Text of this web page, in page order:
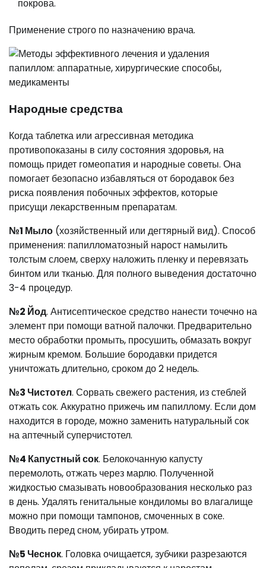
покрова.
Применение строго по назначению врача.
Народные средства
Когда таблетка или агрессивная методика
противопоказаны в силу состояния здоровья, на
помощь придет гомеопатия и народные советы. Она
помогает безопасно избавляться от бородавок без
риска появления побочных эффектов, которые
присущи лекарственным препаратам.
№1 Мыло (хозяйственный или дегтярный вид). Способ
применения: папилломатозный нарост намылить
толстым слоем, сверху наложить пленку и перевязать
бинтом или тканью. Для полного выведения достаточно
3-4 процедур.
№2 Йод. Антисептическое средство нанести точечно на
элемент при помощи ватной палочки. Предварительно
место обработки промыть, просушить, обмазать вокруг
жирным кремом. Большие бородавки придется
уничтожать длительно, сроком до 2 недель.
№3 Чистотел. Сорвать свежего растения, из стеблей
отжать сок. Аккуратно прижечь им папиллому. Если дом
находится в городе, можно заменить натуральный сок
на аптечный суперчистотел.
№4 Капустный сок. Белокочанную капусту
перемолоть, отжать через марлю. Полученной
жидкостью смазывать новообразования несколько раз
в день. Удалять генитальные кондиломы во влагалище
можно при помощи тампонов, смоченных в соке.
Вводить перед сном, убирать утром.
№5 Чеснок. Головка очищается, зубчики разрезаются